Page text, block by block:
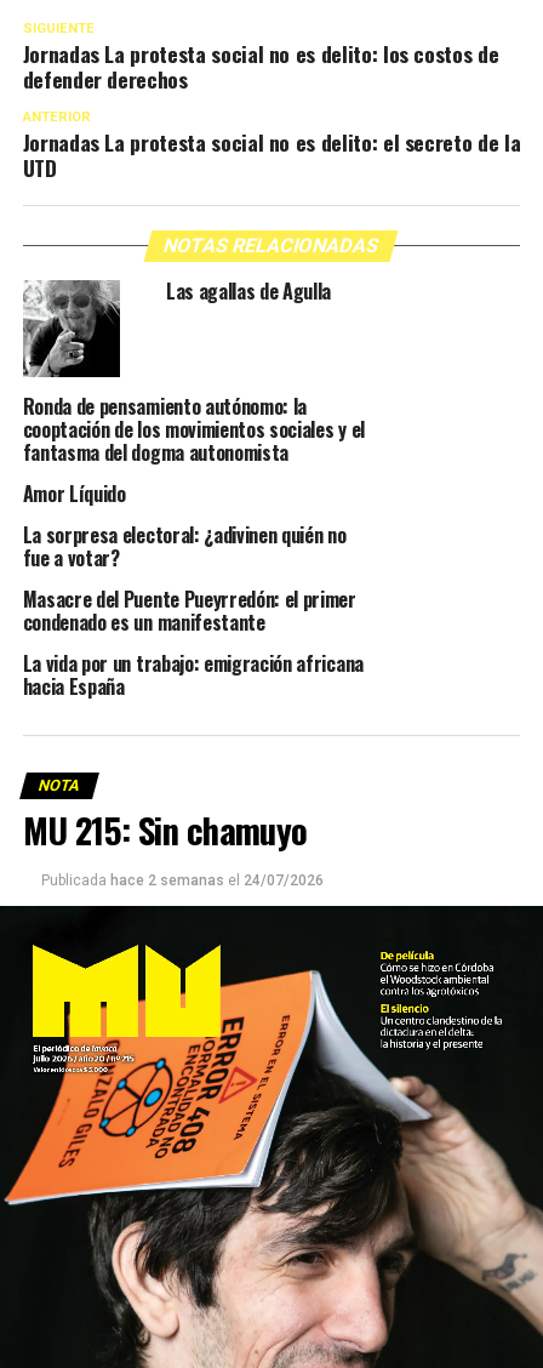
SIGUIENTE
Jornadas La protesta social no es delito: los costos de
defender derechos
ANTERIOR
Jornadas La protesta social no es delito: el secreto de la
UTD
NOTAS RELACIONADAS
Las agallas de Agulla
Ronda de pensamiento autónomo: la
cooptación de los movimientos sociales y el
fantasma del dogma autonomista
Amor Líquido
La sorpresa electoral: ¿adivinen quién no
fue a votar?
Masacre del Puente Pueyrredón: el primer
condenado es un manifestante
La vida por un trabajo: emigración africana
hacia España
NOTA
MU 215: Sin chamuyo
Publicada hace 2 semanas el 24/07/2026